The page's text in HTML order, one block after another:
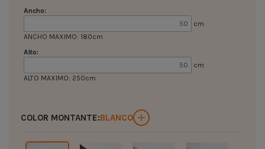
Ancho:
cm
ANCHO MAXIMO: 180cm
Alto:
cm
ALTO MAXIMO: 250cm
COLOR MONTANTE:BLANCO